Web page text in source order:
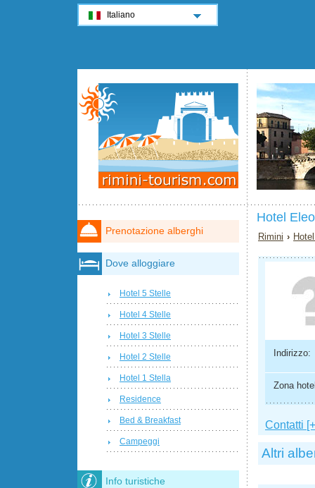
Hotel
Rimini ›
Indirizzo:
Zona
Contatti
Altri
Prenotazione alberghi
Dove alloggiare
Hotel 5 Stelle
Hotel 4 Stelle
Hotel 3 Stelle
Hotel 2 Stelle
Hotel 1 Stella
Residence
Bed & Breakfast
Campeggi
Info turistiche
Italiano